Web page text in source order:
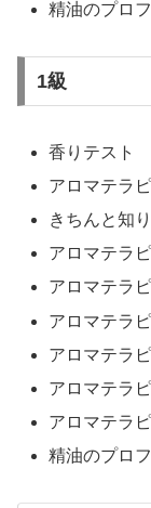
精油のプロ
1級
香りテスト
アロマテラ
きちんと知
アロマテラ
アロマテラ
アロマテラ
アロマテラ
アロマテラ
アロマテラ
精油のプロ